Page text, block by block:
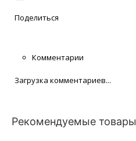
Поделиться
Комментарии
Загрузка комментариев...
Рекомендуемые товары